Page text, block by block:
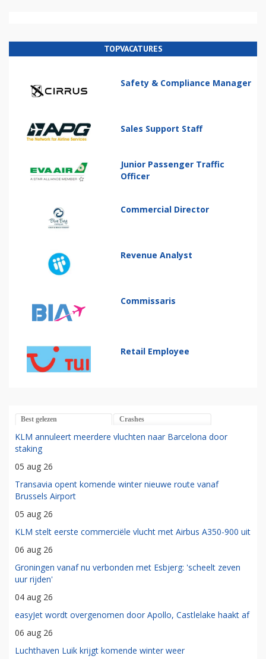
TOPVACATURES
Safety & Compliance Manager
Sales Support Staff
Junior Passenger Traffic
Officer
Commercial Director
Revenue Analyst
Commissaris
Retail Employee
Best gelezen Crashes
KLM annuleert meerdere vluchten naar Barcelona door
staking
05 aug 26
Transavia opent komende winter nieuwe route vanaf
Brussels Airport
05 aug 26
KLM stelt eerste commerciële vlucht met Airbus A350-900 uit
06 aug 26
Groningen vanaf nu verbonden met Esbjerg: 'scheelt zeven
uur rijden'
04 aug 26
easyJet wordt overgenomen door Apollo, Castlelake haakt af
06 aug 26
Luchthaven Luik krijgt komende winter weer